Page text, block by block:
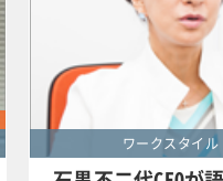
ワークスタイ